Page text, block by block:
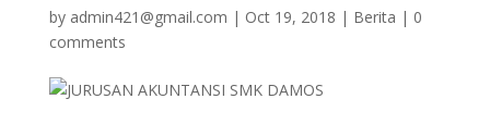
by admin421@gmail.com | Oct 19, 2018 | Berita | 0
comments